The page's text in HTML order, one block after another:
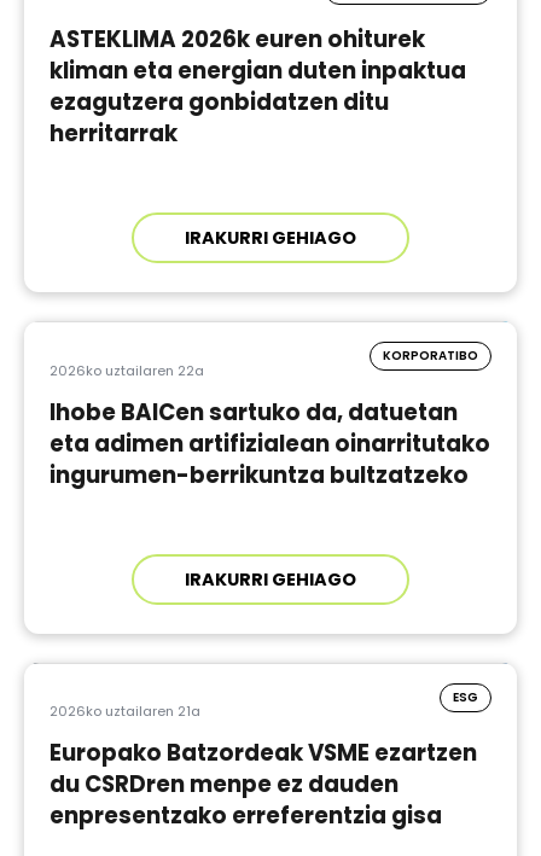
ASTEKLIMA 2026k euren ohiturek
kliman eta energian duten inpaktua
ezagutzera gonbidatzen ditu
herritarrak
IRAKURRI GEHIAGO
2026ko uztailaren 22a
KORPORATIBO
Ihobe BAICen sartuko da, datuetan
eta adimen artifizialean oinarritutako
ingurumen-berrikuntza bultzatzeko
IRAKURRI GEHIAGO
2026ko uztailaren 21a
ESG
Europako Batzordeak VSME ezartzen
du CSRDren menpe ez dauden
enpresentzako erreferentzia gisa